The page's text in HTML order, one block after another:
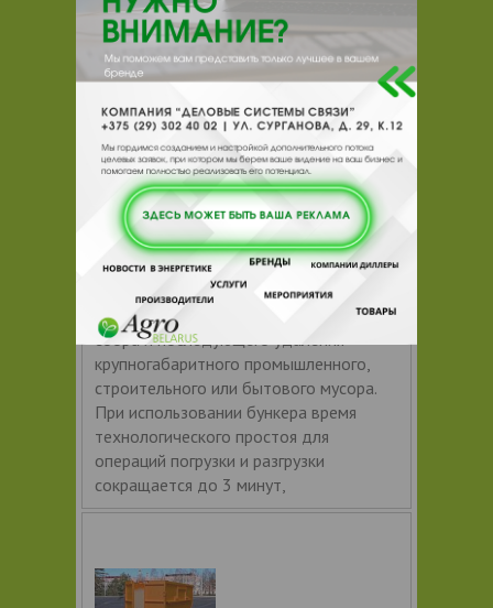
Бункер симметричный
Бункер предназначен для хранения,
сбора и последующего удаления
крупногабаритного промышленного,
строительного или бытового мусора.
При использовании бункера время
технологического простоя для
операций погрузки и разгрузки
сокращается до 3 минут,